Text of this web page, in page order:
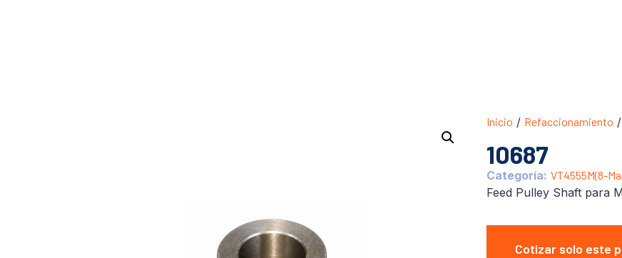
Inicio / Refaccionamiento /
10687
Categoría: VT4555M(8-
Feed Pulley Shaft para
Cotizar solo este